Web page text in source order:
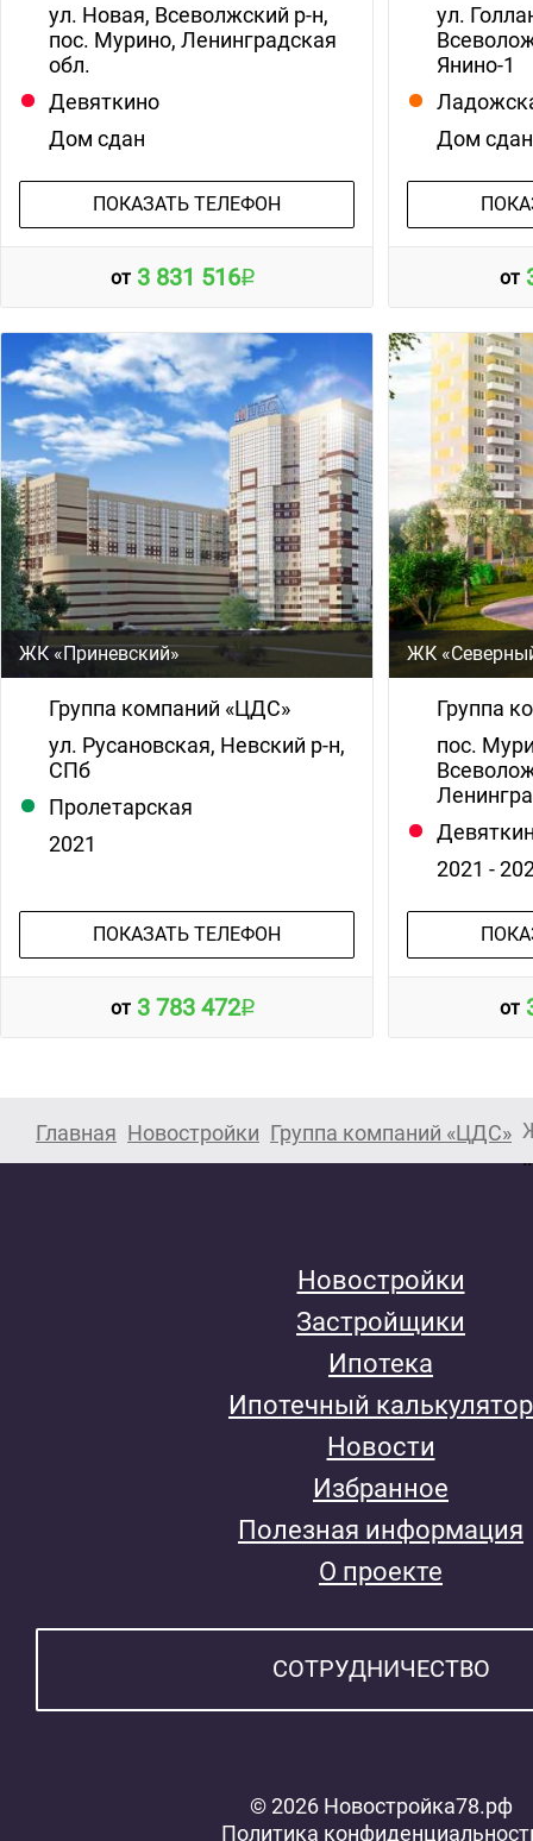
ул. Новая, Всеволжский р-н,
пос. Мурино, Ленинградская
обл.
Девяткино
Дом сдан
ПОКАЗАТЬ ТЕЛЕФОН
от 3 831 516
ул.
Янино-1
Дом сдан
от
ЖК «Приневский»
Группа компаний «ЦДС»
ул. Русановская, Невский р-н,
СПб
Пролетарская
2021
ПОКАЗАТЬ ТЕЛЕФОН
от 3 783 472
ЖК
Группа
пос.
2021 -
от
Главная Новостройки Группа компаний «ЦДС»
Новостройки
Застройщики
Ипотека
Ипотечный калькулятор
Новости
Избранное
Полезная информация
О проекте
СОТРУДНИЧЕСТВО
© 2026 Новостройка78.рф
Политика